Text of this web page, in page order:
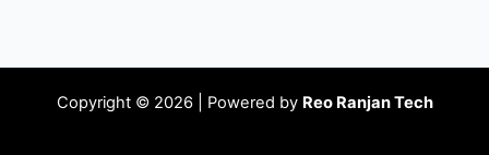
Copyright © 2026 | Powered by Reo Ranjan Tech